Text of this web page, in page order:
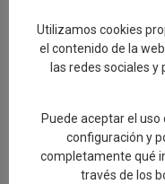
La edil ha subrayado
de Turismo reafirma su
del patrimonio local, así
y de proximidad durante
Las visitas estarán
contarán con la
ofrecerá explicaciones
Utilizamos cookies
el contenido de la
las redes sociales
Puede aceptar el
configuración y
completamente qué
través de los